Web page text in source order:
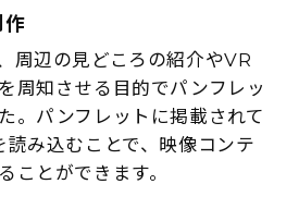
作
周辺の見どころの紹介やVR
周知させる目的でパンフレッ
。パンフレットに掲載されて
読み込むことで、映像コンテ
ことができます。